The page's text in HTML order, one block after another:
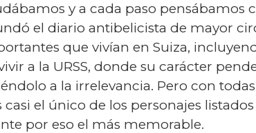
y a cada paso pensábamos
el diario antibelicista de mayor
que vivían en Suiza,
a la URSS, donde su carácter
a la irrelevancia. Pero con
casi el único de los personajes
por eso el más memorable.